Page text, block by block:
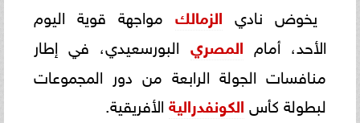
يخوض نادي الزمالكمواجهة قوية اليوم
الأحد، أمام المصري البورسعيدي، في إطار
منافسات الجولة الرابعة من دور المجموعات
لبطولة كأس الكونفدرالية الأفريقية.